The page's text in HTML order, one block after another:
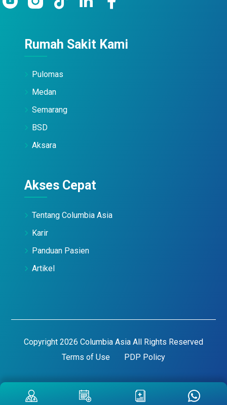
Rumah Sakit Kami
Pulomas
Medan
Semarang
BSD
Aksara
Akses Cepat
Tentang Columbia Asia
Karir
Panduan Pasien
Artikel
Copyright 2026 Columbia Asia All Rights Reserved
Terms of Use
PDP Policy